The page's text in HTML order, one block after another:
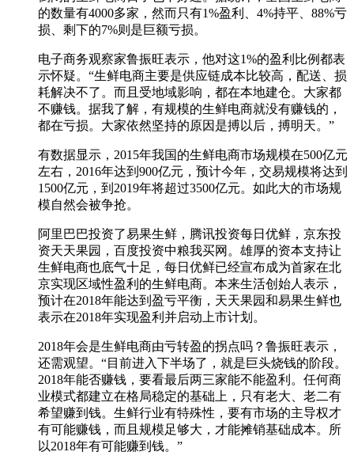
的数量有4000多家，然而只有1%盈利、4%持平、88%亏
损、剩下的7%则是巨额亏损。
电子商务观察家鲁振旺表示，他对这1%的盈利比例都表
示怀疑。“生鲜电商主要是供应链成本比较高，配送、损
耗解决不了。而且受地域影响，都在本地建仓。大家都
不赚钱。据我了解，有规模的生鲜电商就没有赚钱的，
都在亏损。大家依然坚持的原因是搏以后，搏明天。”
有数据显示，2015年我国的生鲜电商市场规模在500亿元
左右，2016年达到900亿元，预计今年，交易规模将达到
1500亿元，到2019年将超过3500亿元。如此大的市场规
模自然会被争抢。
阿里巴巴投资了易果生鲜，腾讯投资每日优鲜，京东投
资天天果园，百度投资中粮我买网。雄厚的资本支持让
生鲜电商也底气十足，每日优鲜已经宣布成为首家在北
京实现区域性盈利的生鲜电商。本来生活创始人表示，
预计在2018年能达到盈亏平衡，天天果园和易果生鲜也
表示在2018年实现盈利并启动上市计划。
2018年会是生鲜电商由亏转盈的拐点吗？鲁振旺表示，
还需观望。“目前进入下半场了，就是巨头烧钱的阶段。
2018年能否赚钱，要看最后两三家能不能盈利。任何商
业模式都建立在格局稳定的基础上，只有老大、老二有
希望赚到钱。生鲜行业有特殊性，要有市场的主导权才
有可能赚钱，而且规模足够大，才能摊销基础成本。所
以2018年有可能赚到钱。”